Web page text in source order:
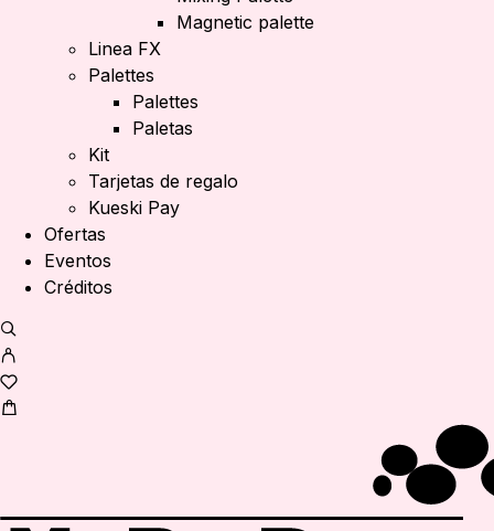
Magnetic palette
Linea FX
Palettes
Palettes
Paletas
Kit
Tarjetas de regalo
Kueski Pay
Ofertas
Eventos
Créditos